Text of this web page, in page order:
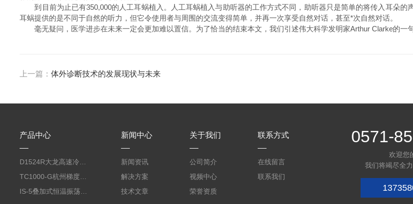
到目前为止已有350,000的人工耳蜗植入。人工耳蜗植入与助听器的工作方式不同，助听器只是简单的将传入耳朵的
耳蜗提供的是不同于自然的听力，但它令使用者与周围的交流变得简单，并再一次享受自然对话，甚至*次自然对话。
毫无疑问，医学进步在未来一定会更加难以置信。为了恰当的结束本文，我们引述伟大科学发明家Arthur Clarke的一句
上一篇：体外诊断技术的发展现状与未来
产品中心 新闻中心
新闻资讯
解决方案
技术文章
关于我们
公司简介
视频中心
荣誉资质
联系方式
在线留言
联系我们
0571-
欢迎您
我们将竭尽全